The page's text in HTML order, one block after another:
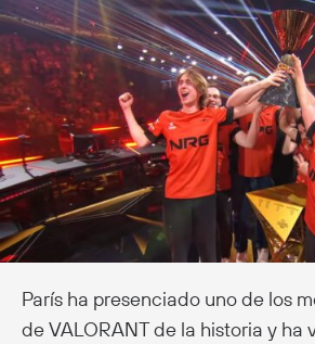
París ha presenciado uno de los
de VALORANT de la historia y ha